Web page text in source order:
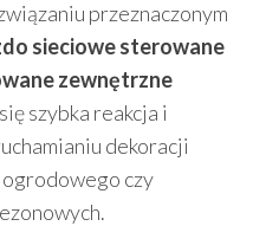
przeznaczonym
sieciowe sterowane
zewnętrzne
szybka reakcja i
dekoracji
czy